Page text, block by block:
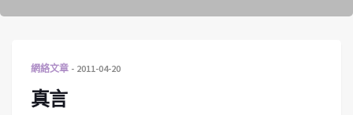
網絡文章 2011-04-20
真言